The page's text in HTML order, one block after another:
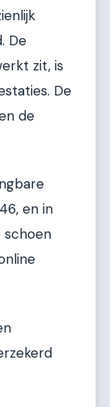
De
zit, is
De
de
en in
schoen